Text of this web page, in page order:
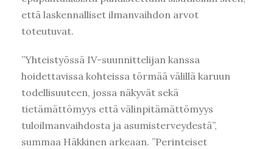
että laskennalliset ilmanvaihdon arvot
toteutuvat.
”Yhteistyössä IV-suunnittelijan kanssa
hoidettavissa kohteissa törmää välillä karuun
todellisuuteen, jossa näkyvät sekä
tietämättömyys että välinpitämättömyys
tuloilmanvaihdosta ja asumisterveydestä”,
summaa Häkkinen arkeaan. ”Perinteiset